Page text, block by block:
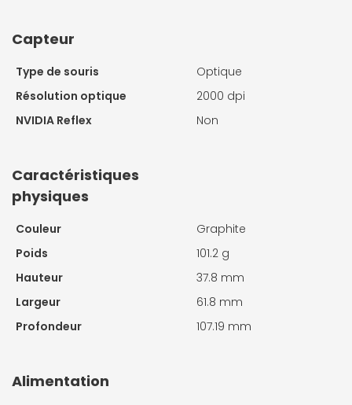
Capteur
Type de souris
Optique
Résolution optique
2000 dpi
NVIDIA Reflex
Non
Caractéristiques
physiques
Couleur
Graphite
Poids
101.2 g
Hauteur
37.8 mm
Largeur
61.8 mm
Profondeur
107.19 mm
Alimentation